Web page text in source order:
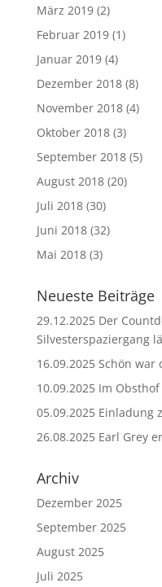
März 2019(2)
Februar 2019(1)
Januar 2019(4)
Dezember 2018(8)
November 2018(4)
Oktober 2018(3)
September 2018(5)
August 2018(20)
Juli 2018(30)
Juni 2018(32)
Mai 2018(3)
Neueste Beiträge
29.12.2025 Der
Silvesterspaziergang
16.09.2025 Schön
10.09.2025 Im Obsthof
05.09.2025 Einladung
26.08.2025 Earl Grey
Archiv
Dezember 2025
September 2025
August 2025
Juli 2025